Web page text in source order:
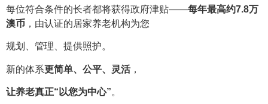
每位符合条件的长者都将获得政府津贴——每年最高约7.8万
澳币 ，由认证的居家养老机构为您
规划、管理、提供照护。
新的体系更简单、公平、灵活，
让养老真正“以您为中心”。